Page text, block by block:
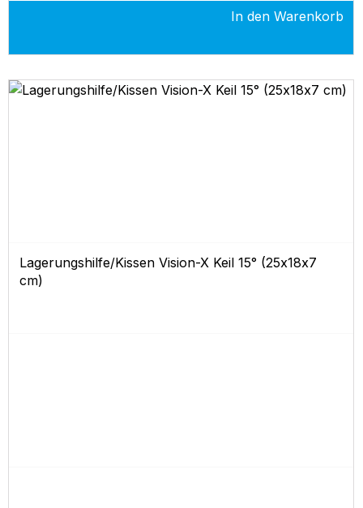
In den Warenkorb
Lagerungshilfe/Kissen Vision-X Keil 15° (25x18x7
cm)